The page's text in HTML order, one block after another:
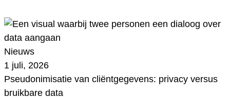
Nieuws
1 juli, 2026
Pseudonimisatie van cliëntgegevens: privacy versus
bruikbare data